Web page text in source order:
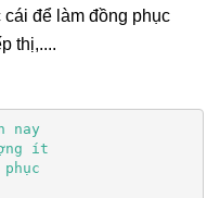
để làm đồng phục
thị,....
nay
ít